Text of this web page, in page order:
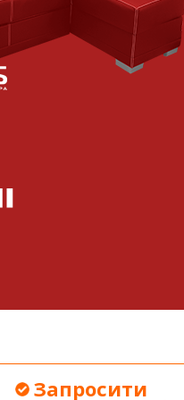
Запросити